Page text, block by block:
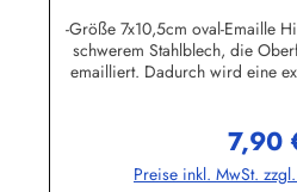
-Größe 7x10,5cm oval-Emaille
schwerem Stahlblech, die
emailliert. Dadurch wird eine
enthalten sind, dürfen nur lose
die Lackierung abplatzen kann-
auch nach Wunsch gefertigt
7,90
Preise inkl. MwSt.